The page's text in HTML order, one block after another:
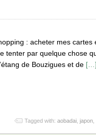
: acheter mes cartes
tenter par quelque chose
de Bouzigues et de […]
Tagged with: aobadai, japon,